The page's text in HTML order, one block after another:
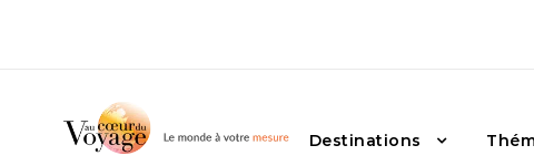
Destinations